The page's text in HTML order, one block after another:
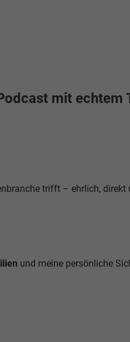
mit echtem
trifft – ehrlich,
und meine persönliche